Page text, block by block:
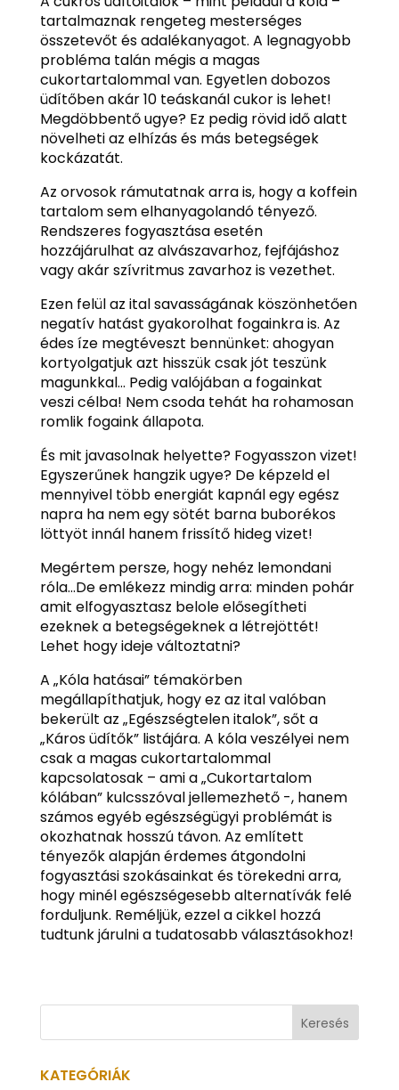
tartalmaznak rengeteg mesterséges
összetevőt és adalékanyagot. A legnagyobb
probléma talán mégis a magas
cukortartalommal van. Egyetlen dobozos
üdítőben akár 10 teáskanál cukor is lehet!
Megdöbbentő ugye? Ez pedig rövid idő alatt
növelheti az elhízás és más betegségek
kockázatát.
Az orvosok rámutatnak arra is, hogy a koffein
tartalom sem elhanyagolandó tényező.
Rendszeres fogyasztása esetén
hozzájárulhat az alvászavarhoz, fejfájáshoz
vagy akár szívritmus zavarhoz is vezethet.
Ezen felül az ital savasságának köszönhetően
negatív hatást gyakorolhat fogainkra is. Az
édes íze megtéveszt bennünket: ahogyan
kortyolgatjuk azt hisszük csak jót teszünk
magunkkal… Pedig valójában a fogainkat
veszi célba! Nem csoda tehát ha rohamosan
romlik fogaink állapota.
És mit javasolnak helyette? Fogyasszon vizet!
Egyszerűnek hangzik ugye? De képzeld el
mennyivel több energiát kapnál egy egész
napra ha nem egy sötét barna buborékos
löttyöt innál hanem frissítő hideg vizet!
Megértem persze, hogy nehéz lemondani
róla…De emlékezz mindig arra: minden pohár
amit elfogyasztasz belole elősegítheti
ezeknek a betegségeknek a létrejöttét!
Lehet hogy ideje változtatni?
A „Kóla hatásai” témakörben
megállapíthatjuk, hogy ez az ital valóban
bekerült az „Egészségtelen italok”, sőt a
„Káros üdítők” listájára. A kóla veszélyei nem
csak a magas cukortartalommal
kapcsolatosak – ami a „Cukortartalom
kólában” kulcsszóval jellemezhető -, hanem
számos egyéb egészségügyi problémát is
okozhatnak hosszú távon. Az említett
tényezők alapján érdemes átgondolni
fogyasztási szokásainkat és törekedni arra,
hogy minél egészségesebb alternatívák felé
forduljunk. Reméljük, ezzel a cikkel hozzá
tudtunk járulni a tudatosabb választásokhoz!
KATEGÓRIÁK